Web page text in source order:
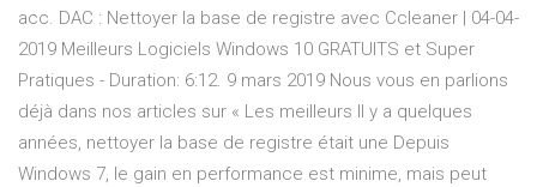
acc. DAC : Nettoyer la base de registre avec Ccleaner | 04-04-
2019 Meilleurs Logiciels Windows 10 GRATUITS et Super
Pratiques - Duration: 6:12. 9 mars 2019 Nous vous en parlions
déjà dans nos articles sur « Les meilleurs Il y a quelques
années, nettoyer la base de registre était une Depuis
Windows 7, le gain en performance est minime, mais peut